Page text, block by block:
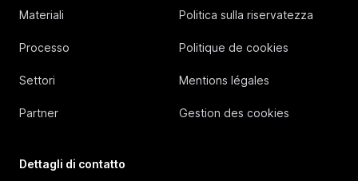
Materiali
Processo
Settori
Partner
Politica sulla riservatezza
Politique de cookies
Mentions légales
Gestion des cookies
Dettagli di contatto